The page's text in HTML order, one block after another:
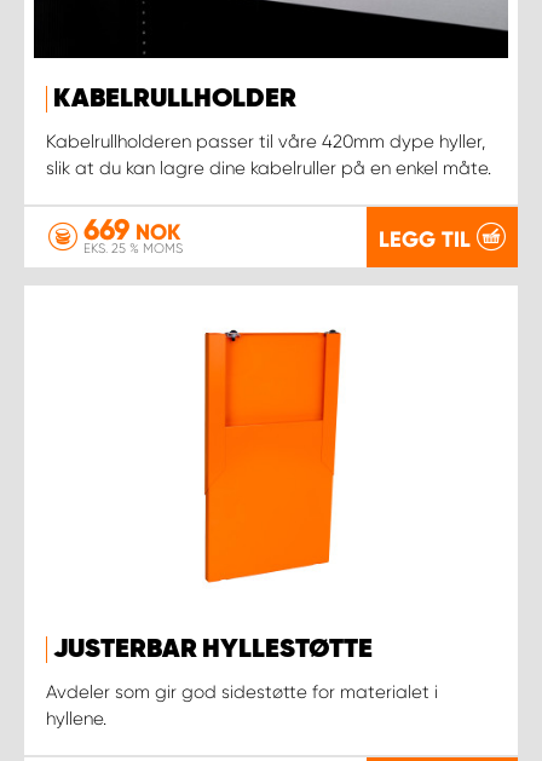
KABELRULLHOLDER
Kabelrullholderen passer til våre 420mm dype hyller,
slik at du kan lagre dine kabelruller på en enkel måte.
669 NOK
EKS. 25 % MOMS LEGG TIL
JUSTERBAR HYLLESTØTTE
Avdeler som gir god sidestøtte for materialet i
hyllene.